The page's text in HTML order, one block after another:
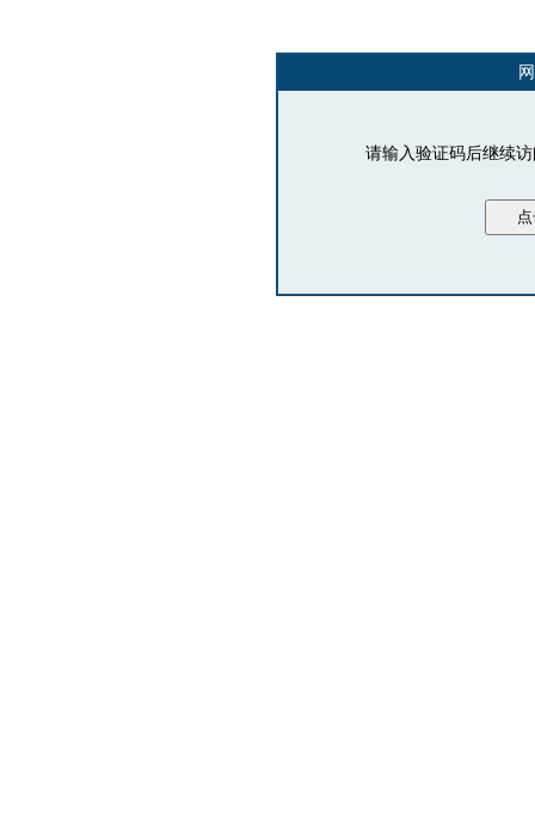
请输入验证码后继续